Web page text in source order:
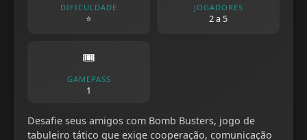
DIFICULDADE
⭐
JOGADORES
2 a 5
🎟️
GAMEPASS
1
Desafie seus amigos com Bomb Busters, jogo de
tabuleiro tático que exige cooperação, comunicação